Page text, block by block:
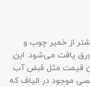
از خمیر چوب و
یافت می‌شود. این
قیمت مثل قبض آب
موجود در الیاف که